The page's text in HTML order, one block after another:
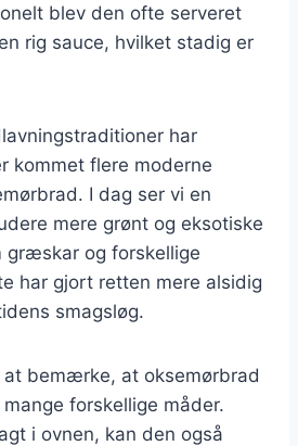
blev den ofte serveret
rig sauce, hvilket stadig er
har
kommet flere moderne
I dag ser vi en
mere grønt og eksotiske
græskar og forskellige
har gjort retten mere alsidig
smagsløg.
bemærke, at oksemørbrad
forskellige måder.
i ovnen, kan den også